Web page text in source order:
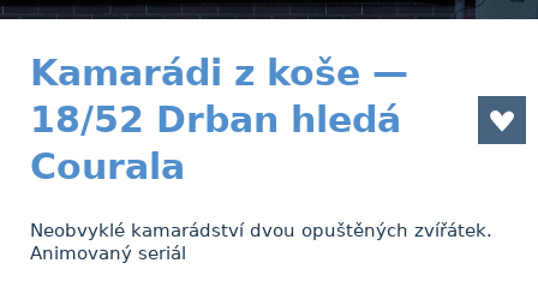
Kamarádi z koše —
18/52 Drban hledá
Courala
Neobvyklé kamarádství dvou opuštěných zvířátek.
Animovaný seriál